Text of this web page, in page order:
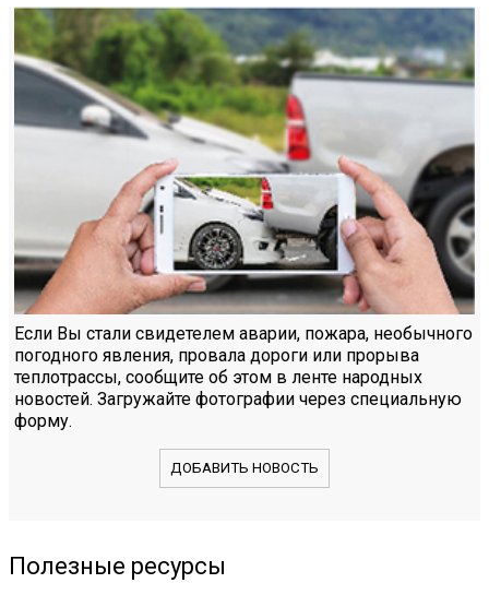
Если Вы стали свидетелем аварии, пожара, необычного
погодного явления, провала дороги или прорыва
теплотрассы, сообщите об этом в ленте народных
новостей. Загружайте фотографии через специальную
форму.
ДОБАВИТЬ НОВОСТЬ
Полезные ресурсы